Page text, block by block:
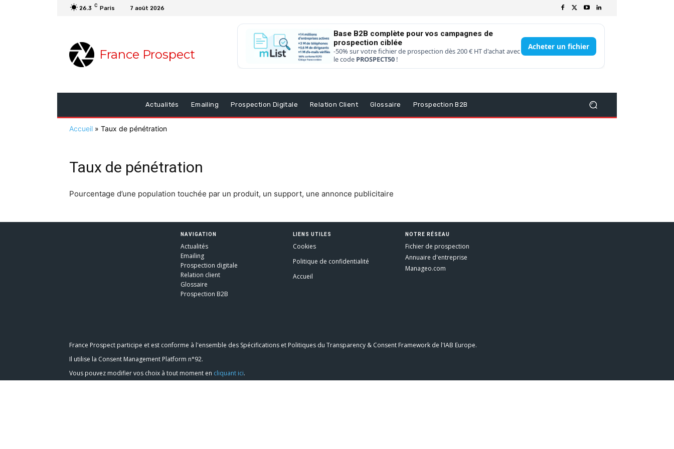
26.3 C Paris 7 août 2026
France Prospect
Base B2B complète pour vos campagnes de
prospection ciblée
-50% sur votre fichier de prospection dès 200 € HT d'achat avec
le code PROSPECT50!
Acheter un fichier
Actualités Emailing Prospection Digitale Relation Client Glossaire Prospection B2B
Accueil » Taux de pénétration
Taux de pénétration
Pourcentage d’une population touchée par un produit, un support, une annonce publicitaire
NAVIGATION
Actualités
Emailing
Prospection digitale
Relation client
Glossaire
Prospection B2B
LIENS UTILES
Cookies
Politique de confidentialité
Accueil
NOTRE RÉSEAU
Fichier de prospection
Annuaire d'entreprise
Manageo.com
France Prospect participe et est conforme à l'ensemble des Spécifications et Politiques du Transparency & Consent Framework de l'IAB Europe.
Il utilise la Consent Management Platform n°92.
Vous pouvez modifier vos choix à tout moment en cliquant ici.